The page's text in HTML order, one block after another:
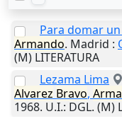
Para domar
Armando. Madrid :
(M) LITERATURA
Lezama Lima
Alvarez Bravo,
1968. U.I.: DGL. (M)